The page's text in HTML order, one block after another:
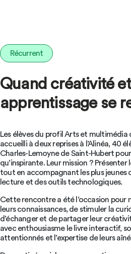
Récurrent
Quand créativité et
apprentissage se
Les élèves du profil Arts et multimédia
accueilli à deux reprises à l’Alinéa, 40
Charles-Lemoyne de Saint-Hubert
qu’inspirante. Leur mission ?
tout en accompagnant les plus jeunes
lecture et des outils technologiques.
Cette rencontre a été l’occasion pour
leurs connaissances, de stimuler la
d’échanger et de partager leur
avec enthousiasme le livre interactif,
attentionnés et l’expertise de leurs